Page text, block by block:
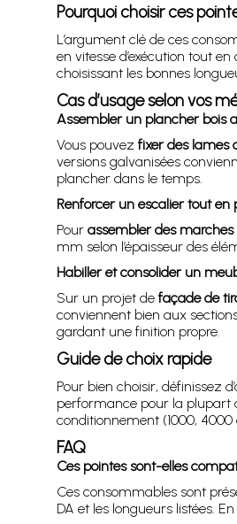
Pourquoi choisir ces
L’argument clé de ces
en vitesse d’exécution tout
choisissant les bonnes
Cas d’usage selon vos
Assembler un plancher bois
Vous pouvez fixer des lames
versions galvanisées
plancher dans le temps.
Renforcer un escalier tout en
Pour assembler des
mm selon l’épaisseur des
Habiller et consolider un
Sur un projet de façade de
conviennent bien aux
gardant une finition propre.
Guide de choix rapide
Pour bien choisir, définissez
performance pour la plupart
conditionnement (1000,
FAQ
Ces pointes sont-elles
Ces consommables sont
DA et les longueurs listées.